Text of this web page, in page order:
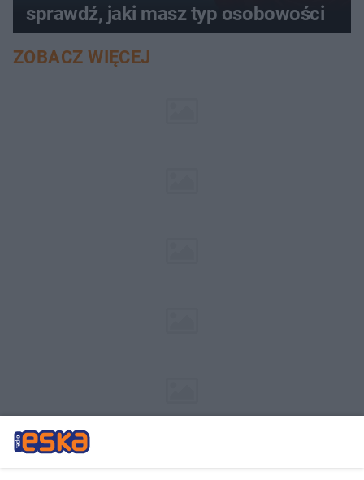
sprawdź, jaki masz typ osobowości
ZOBACZ WIĘCEJ